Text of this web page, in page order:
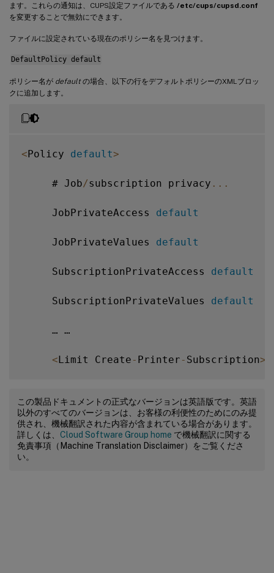
ます。これらの通知は、CUPS設定ファイルである /etc/cups/cupsd.conf
を変更することで無効にできます。
ファイルに設定されている現在のポリシー名を見つけます。
DefaultPolicy default
ポリシー名が defaultの場合、以下の行をデフォルトポリシーのXMLブロッ
クに追加します。
<Policy default>
     # Job
/subscription privacy ...
     JobPrivateAccess
default
     JobPrivateValues
default
     SubscriptionPrivateAccess
default
     SubscriptionPrivateValues
default
     … …
<Limit Create - Printer - Subscription>
          Order deny
,allow
</Limit >
この製品ドキュメントの正式なバージョンは英語版です。英語
以外のすべてのバージョンは、お客様の利便性のためにのみ提
供され、機械翻訳された内容が含まれている場合があります。
詳しくは、 Cloud Software Group home で機械翻訳に関する
免責事項（Machine Translation Disclaimer）をご覧くださ
い。